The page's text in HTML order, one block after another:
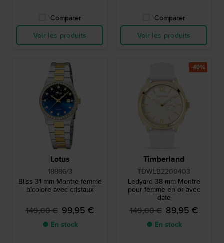
Comparer
Voir les produits
Comparer
Voir les produits
Lotus
18886/3
Bliss 31 mm Montre femme
bicolore avec cristaux
149,00 € 99,95 €
● En stock
Timberland
TDWLB2200403
Ledyard 38 mm Montre
pour femme en or avec
date
149,00 € 89,95 €
● En stock
-40%